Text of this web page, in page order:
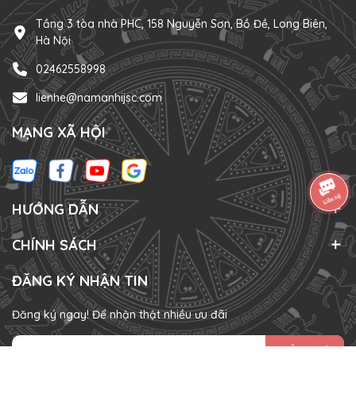
Tầng 3 tòa nhà PHC, 158 Nguyễn Sơn, Bồ Đề, Long Biên,
Hà Nội
02462558998
lienhe@namanhijsc.com
MẠNG XÃ HỘI
HƯỚNG DẪN
CHÍNH SÁCH
ĐĂNG KÝ NHẬN TIN
Đăng ký ngay! Để nhận thật nhiều ưu đãi
ĐĂNG KÝ